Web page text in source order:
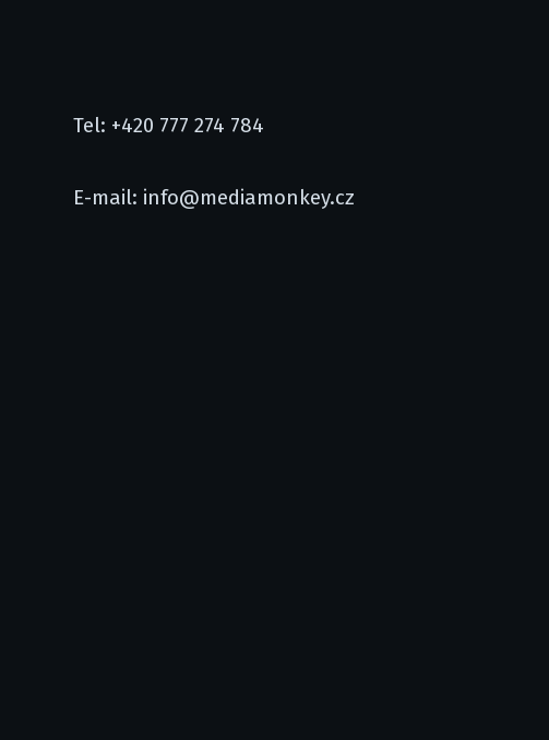
Tel: +420 777 274 784
E-mail: info@mediamonkey.cz